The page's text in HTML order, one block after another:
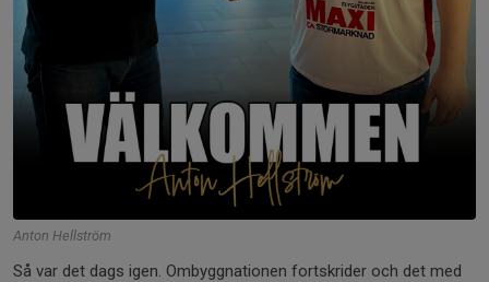
Anton Hellström
Så var det dags igen. Ombyggnationen fortskrider och det med